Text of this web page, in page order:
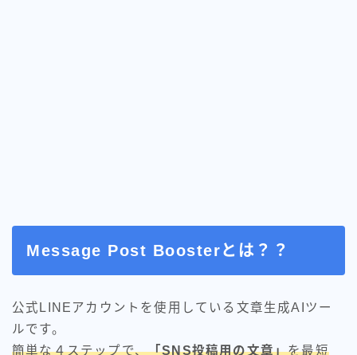
Message Post Boosterとは？？
公式LINEアカウントを使用している文章生成AIツー
ルです。
簡単な４ステップで、「SNS投稿用の文章」を最短